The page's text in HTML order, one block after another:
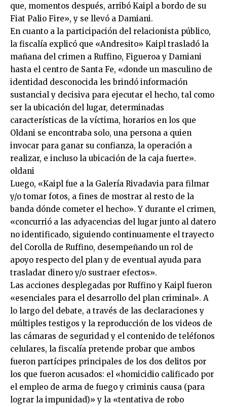
que, momentos después, arribó Kaipl a bordo de su
Fiat Palio Fire», y se llevó a Damiani.
En cuanto a la participación del relacionista público,
la fiscalía explicó que «Andresito» Kaipl trasladó la
mañana del crimen a Ruffino, Figueroa y Damiani
hasta el centro de Santa Fe, «donde un masculino de
identidad desconocida les brindó información
sustancial y decisiva para ejecutar el hecho, tal como
ser la ubicación del lugar, determinadas
características de la víctima, horarios en los que
Oldani se encontraba solo, una persona a quien
invocar para ganar su confianza, la operación a
realizar, e incluso la ubicación de la caja fuerte».
oldani
Luego, «Kaipl fue a la Galería Rivadavia para filmar
y/o tomar fotos, a fines de mostrar al resto de la
banda dónde cometer el hecho». Y durante el crimen,
«concurrió a las adyacencias del lugar junto al datero
no identificado, siguiendo continuamente el trayecto
del Corolla de Ruffino, desempeñando un rol de
apoyo respecto del plan y de eventual ayuda para
trasladar dinero y/o sustraer efectos».
Las acciones desplegadas por Ruffino y Kaipl fueron
«esenciales para el desarrollo del plan criminal». A
lo largo del debate, a través de las declaraciones y
múltiples testigos y la reproducción de los videos de
las cámaras de seguridad y el contenido de teléfonos
celulares, la fiscalía pretende probar que ambos
fueron partícipes principales de los dos delitos por
los que fueron acusados: el «homicidio calificado por
el empleo de arma de fuego y criminis causa (para
lograr la impunidad)» y la «tentativa de robo